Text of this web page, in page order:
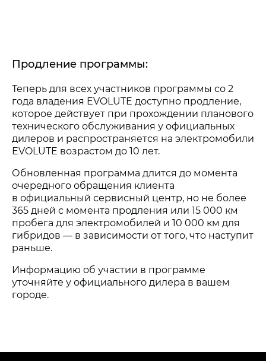
Продление программы:
Теперь для всех участников программы со 2
года владения EVOLUTE доступно продление,
которое действует при прохождении планового
технического обслуживания у официальных
дилеров и распространяется на электромобили
EVOLUTE возрастом до 10 лет.
Обновленная программа длится до момента
очередного обращения клиента
в официальный сервисный центр, но не более
365 дней с момента продления или 15 000 км
пробега для электромобилей и 10 000 км для
гибридов — в зависимости от того, что наступит
раньше.
Информацию об участии в программе
уточняйте у официального дилера в вашем
городе.